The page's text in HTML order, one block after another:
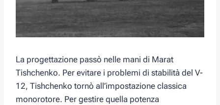
La progettazione passò nelle mani di Marat
Tishchenko. Per evitare i problemi di stabilità del V-
12, Tishchenko tornò all’impostazione classica
monorotore. Per gestire quella potenza